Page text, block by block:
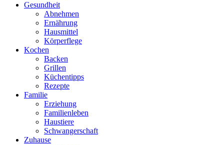
Gesundheit
Abnehmen
Ernährung
Hausmittel
Körperflege
Kochen
Backen
Grillen
Küchentipps
Rezepte
Familie
Erziehung
Familienleben
Haustiere
Schwangerschaft
Zuhause